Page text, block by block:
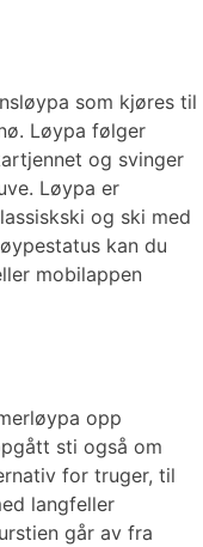
som kjøres til
Løypa følger
og svinger
Løypa er
og ski med
kan du
mobilappen
opp
sti også om
for truger, til
langfeller
går av fra